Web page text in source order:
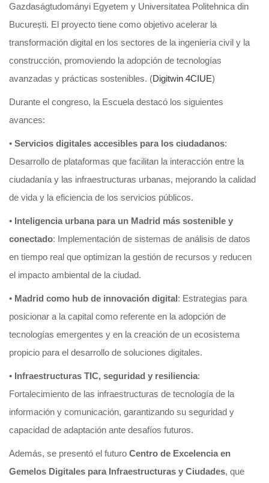
Gazdaságtudományi Egyetem y Universitatea Politehnica din
București. El proyecto tiene como objetivo acelerar la
transformación digital en los sectores de la ingeniería civil y la
construcción, promoviendo la adopción de tecnologías
avanzadas y prácticas sostenibles. (Digitwin 4CIUE)
Durante el congreso, la Escuela destacó los siguientes
avances:
• Servicios digitales accesibles para los ciudadanos:
Desarrollo de plataformas que facilitan la interacción entre la
ciudadanía y las infraestructuras urbanas, mejorando la calidad
de vida y la eficiencia de los servicios públicos.
• Inteligencia urbana para un Madrid más sostenible y
conectado: Implementación de sistemas de análisis de datos
en tiempo real que optimizan la gestión de recursos y reducen
el impacto ambiental de la ciudad.
• Madrid como hub de innovación digital: Estrategias para
posicionar a la capital como referente en la adopción de
tecnologías emergentes y en la creación de un ecosistema
propicio para el desarrollo de soluciones digitales.
• Infraestructuras TIC, seguridad y resiliencia:
Fortalecimiento de las infraestructuras de tecnología de la
información y comunicación, garantizando su seguridad y
capacidad de adaptación ante desafíos futuros.
Además, se presentó el futuro Centro de Excelencia en
Gemelos Digitales para Infraestructuras y Ciudades, que